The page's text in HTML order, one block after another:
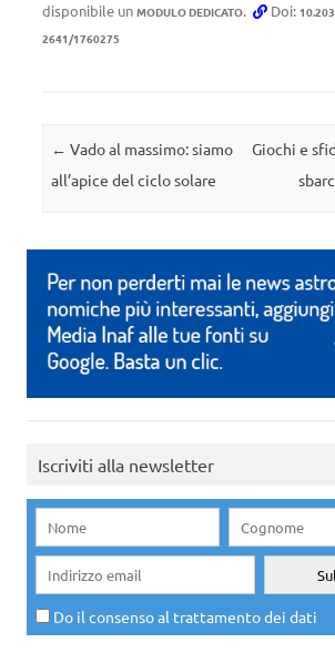
disponibile un MODULO DEDICATO. Doi:
2641/1760275
Navigazione articolo
← Vado al massimo: siamo
all’apice del ciclo solare
Giochi e
Iscriviti alla newsletter
Do il consenso al trattamento dei dati